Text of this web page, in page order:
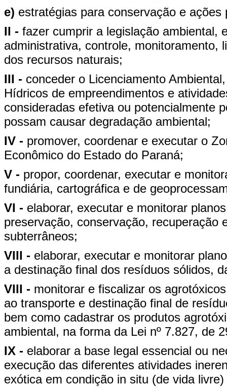
e) estratégias para conservação e
II - fazer cumprir a legislação ambiental,
administrativa, controle, monitoramento,
dos recursos naturais;
III - conceder o Licenciamento
Hídricos de empreendimentos e
consideradas efetiva ou potencialmente
possam causar degradação ambiental;
IV - promover, coordenar e executar o
Econômico do Estado do Paraná;
V - propor, coordenar, executar e
fundiária, cartográfica e de
VI - elaborar, executar e monitorar
preservação, conservação, recuperação
subterrâneos;
VIII - elaborar, executar e monitorar
a destinação final dos resíduos sólidos,
VIII - monitorar e fiscalizar os
ao transporte e destinação final de
bem como cadastrar os produtos
ambiental, na forma da Lei nº 7.827, de
IX - elaborar a base legal essencial ou
execução das diferentes atividades
exótica em condição in situ (de vida